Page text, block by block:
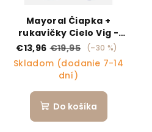
Mayoral Čiapka +
rukavičky Cielo Vig -
Veľkosť: 3m
€13,96 €19,95 (–30 %)
Skladom (dodanie 7-14
dní)
Do košíka